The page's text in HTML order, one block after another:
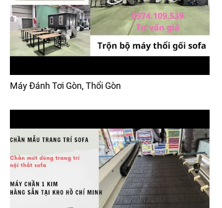
Máy Đánh Tơi Gòn, Thổi Gòn